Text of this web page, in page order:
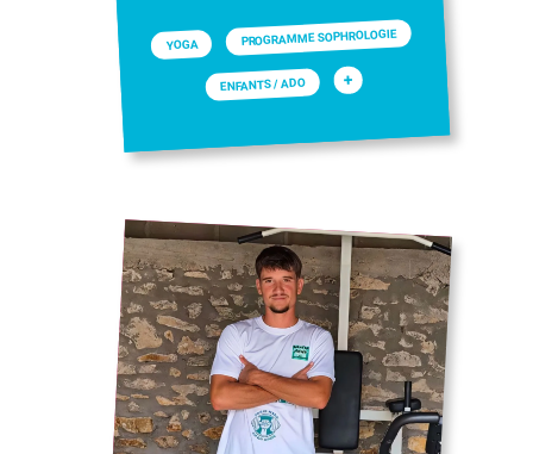
YOGA PROGRAMME SOPHROLOGIE
ENFANTS / ADO +